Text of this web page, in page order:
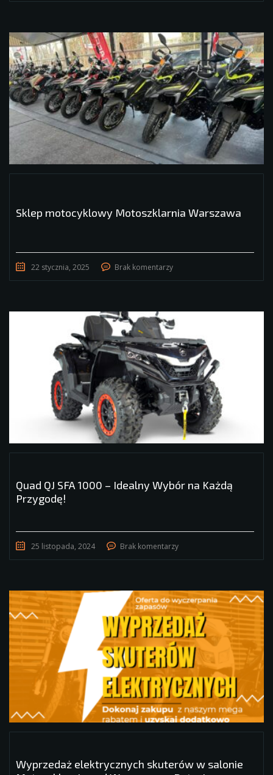
Sklep motocyklowy Motoszklarnia Warszawa
22 stycznia, 2025 Brak komentarzy
Quad QJ SFA 1000 – Idealny Wybór na Każdą
Przygodę!
25 listopada, 2024 Brak komentarzy
Wyprzedaż elektrycznych skuterów w salonie